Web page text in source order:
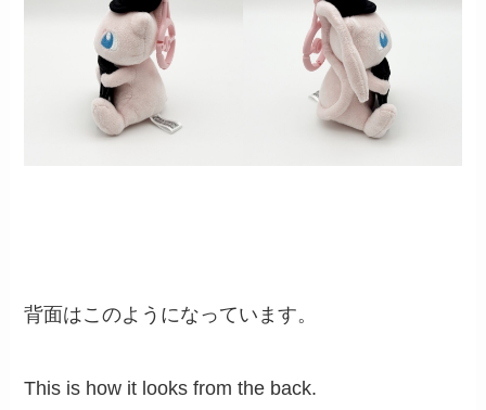
背面はこのようになっています。
This is how it looks from the back.